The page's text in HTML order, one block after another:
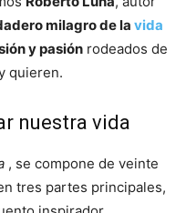
milagro de la vida
y pasión rodeados de
quieren.
nuestra vida
, se compone de veinte
tres partes principales,